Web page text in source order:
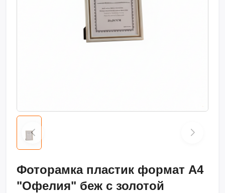
Фоторамка пластик формат А4
"Офелия" беж с золотой